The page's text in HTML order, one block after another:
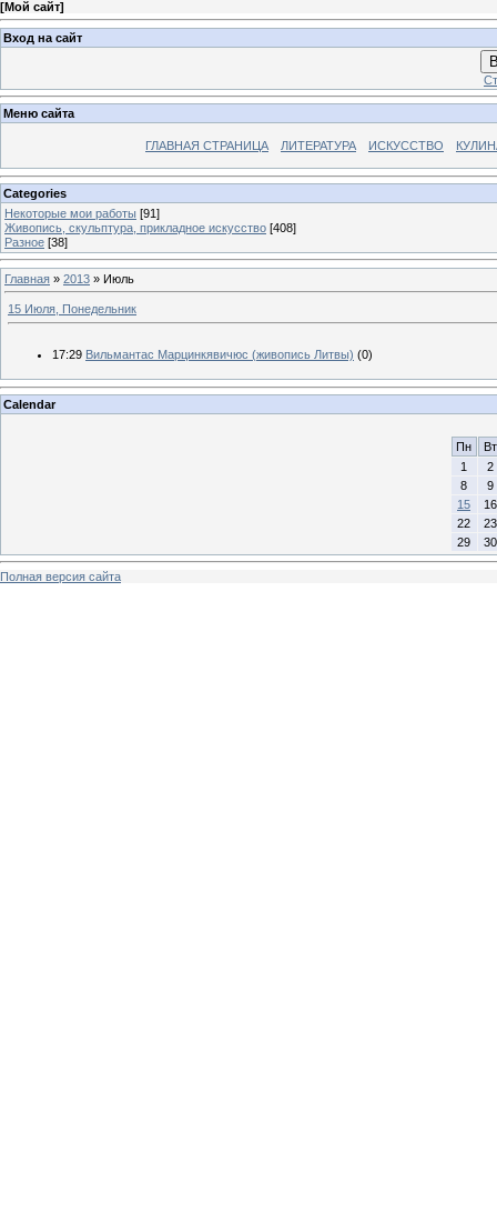
[Мой сайт]
Вход на сайт
Меню сайта
ГЛАВНАЯ СТРАНИЦА ЛИТЕРАТУРА ИСКУССТВО
Categories
Некоторые мои работы [91]
Живопись, скульптура, прикладное искусство [408]
Разное [38]
Главная » 2013 » Июль
15 Июля, Понедельник
17:29 Вильмантас Марцинкявичюс (живопись Литвы) (0)
Calendar
Пн
Вт
1
2
8
9
15
16
22
23
29
30
Полная версия сайта